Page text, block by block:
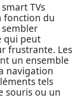
TVs
fonction du
qui peut
frustrante. Les
un ensemble
navigation
tels
souris ou un